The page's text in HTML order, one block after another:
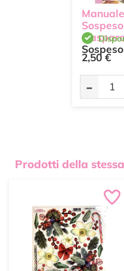
Sospeso
Sospeso
2,50 €
-
Prodotti della